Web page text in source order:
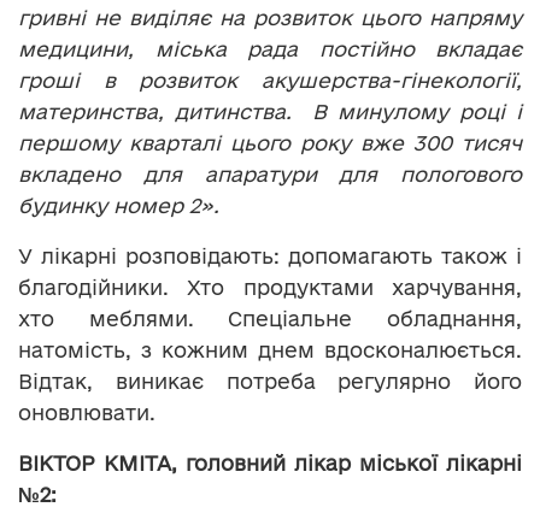
гривні не виділяє на розвиток цього напряму
медицини, міська рада постійно вкладає
гроші в розвиток акушерства-гінекології,
материнства, дитинства. В минулому році і
першому кварталі цього року вже 300 тисяч
вкладено для апаратури для пологового
будинку номер 2».
У лікарні розповідають: допомагають також і
благодійники. Хто продуктами харчування,
хто меблями. Спеціальне обладнання,
натомість, з кожним днем вдосконалюється.
Відтак, виникає потреба регулярно його
оновлювати.
ВІКТОР КМІТА, головний лікар міської лікарні
№2: